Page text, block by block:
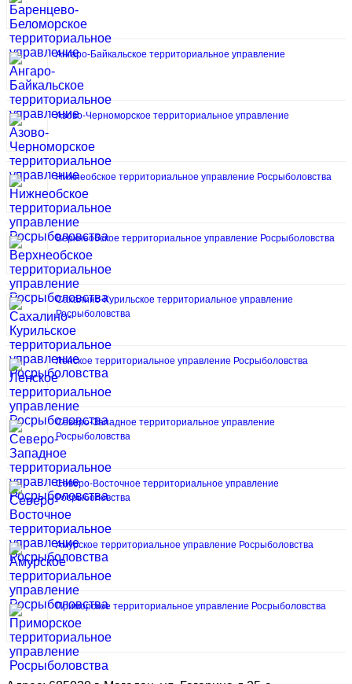
Ангаро-Байкальское территориальное управление
Азово-Черноморское территориальное управление
Нижнеобское территориальное управление Росрыболовства
Верхнеобское территориальное управление Росрыболовства
Сахалино-Курильское территориальное управление
Росрыболовства
Ленское территориальное управление Росрыболовства
Северо-Западное территориальное управление
Росрыболовства
Северо-Восточное территориальное управление
Росрыболовства
Амурское территориальное управление Росрыболовства
Приморское территориальное управление Росрыболовства